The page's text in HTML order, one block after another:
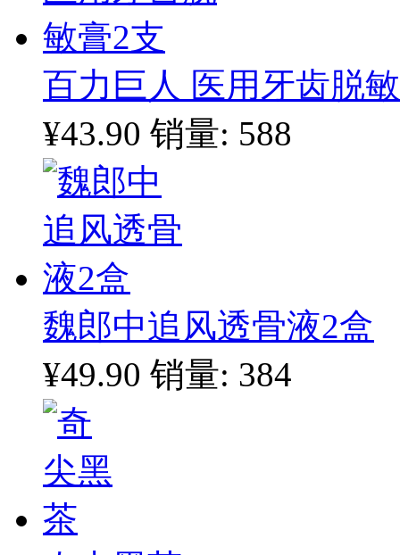
百力巨人 医用牙齿脱
¥43.90 销量: 588
魏郎中追风透骨液2盒
¥49.90 销量: 384